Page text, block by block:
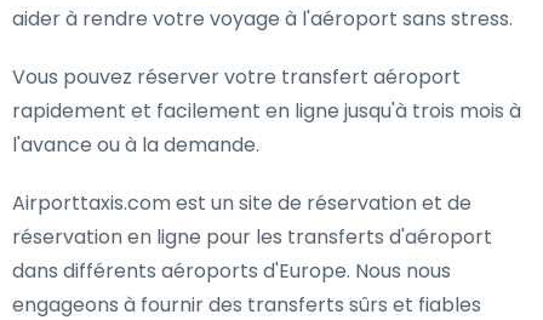
aider à rendre votre voyage à l'aéroport sans stress.
Vous pouvez réserver votre transfert aéroport
rapidement et facilement en ligne jusqu'à trois mois à
l'avance ou à la demande.
Airporttaxis.com est un site de réservation et de
réservation en ligne pour les transferts d'aéroport
dans différents aéroports d'Europe. Nous nous
engageons à fournir des transferts sûrs et fiables